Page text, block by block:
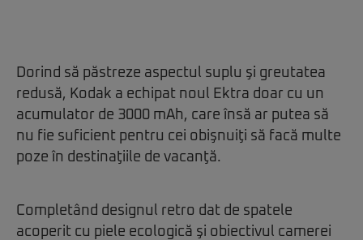
Dorind să păstreze aspectul suplu şi greutatea
redusă, Kodak a echipat noul Ektra doar cu un
acumulator de 3000 mAh, care însă ar putea să
nu fie suficient pentru cei obişnuiţi să facă multe
poze în destinaţiile de vacanţă.
Completând designul retro dat de spatele
acoperit cu piele ecologică şi obiectivul camerei